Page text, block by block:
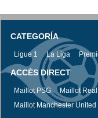
CATEGORÍA
Ligue 1 La Liga
ACCÈS DIRECT
Maillot PSG Maillot
Maillot Manchester United